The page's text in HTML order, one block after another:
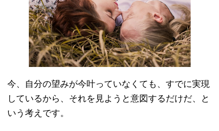
今、自分の望みが今叶っていなくても、すでに実現
しているから、それを見ようと意図するだけだ、と
いう考えです。